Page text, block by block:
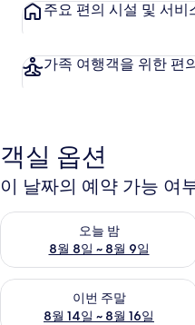
주요 편의 시설 및 서비
가족 여행객을 위한 편
객실 옵션
이 날짜의 예약 가능 여
오늘 밤
8월 8일 ~ 8월 9일
오늘 밤 예약 가능 여부 확인, 8
이번 주말
8월 14일 ~ 8월 16일
이번 주말 예약 가능 여부 확인,